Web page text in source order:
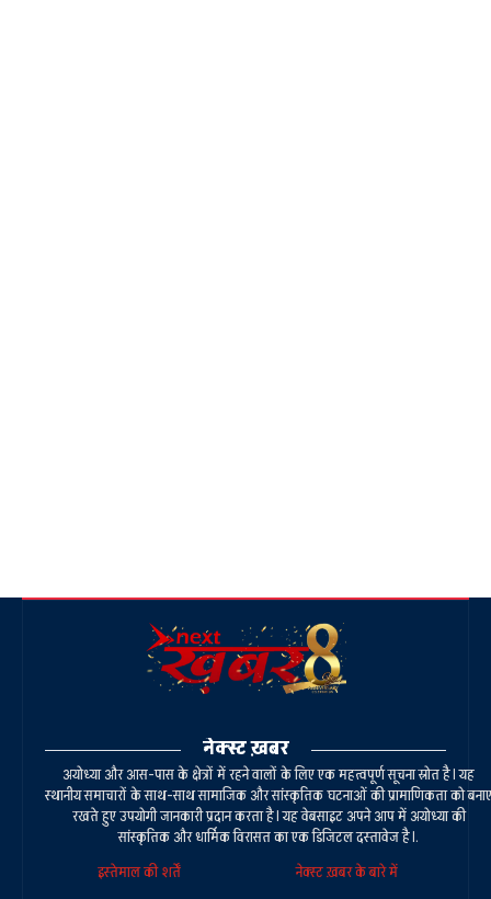
नेक्स्ट ख़बर
अयोध्या और आस-पास के क्षेत्रों में रहने वालों के लिए एक महत्वपूर्ण सूचना स्रोत है। यह
स्थानीय समाचारों के साथ-साथ सामाजिक और सांस्कृतिक घटनाओं की प्रामाणिकता को बनाए
रखते हुए उपयोगी जानकारी प्रदान करता है। यह वेबसाइट अपने आप में अयोध्या की
सांस्कृतिक और धार्मिक विरासत का एक डिजिटल दस्तावेज है।.
इस्तेमाल की शर्तें
नेक्स्ट ख़बर के बारे में